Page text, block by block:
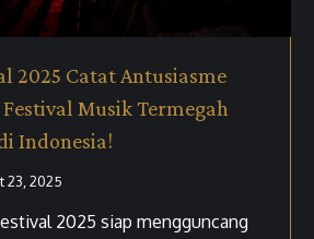
2025 Catat Antusiasme
Musik Termegah
Indonesia!
23, 2025
2025 siap mengguncang